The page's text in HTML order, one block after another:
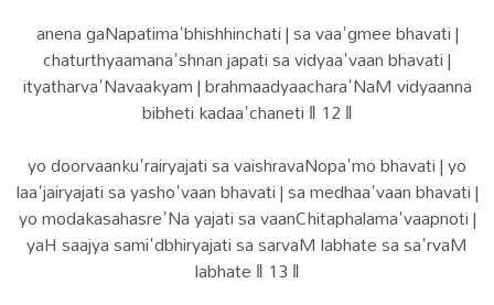
anena gaNapatima'bhishhinchati | sa vaa'gmee bhavati |
chaturthyaamana'shnan japati sa vidyaa'vaan bhavati |
ityatharva'Navaakyam | brahmaadyaachara'NaM vidyaanna
bibheti kadaa'chaneti ‖ 12 ‖
yo doorvaanku'rairyajati sa vaishravaNopa'mo bhavati | yo
laa'jairyajati sa yasho'vaan bhavati | sa medhaa'vaan bhavati |
yo modakasahasre'Na yajati sa vaanChitaphalama'vaapnoti |
yaH saajya sami'dbhiryajati sa sarvaM labhate sa sa'rvaM
labhate ‖ 13 ‖